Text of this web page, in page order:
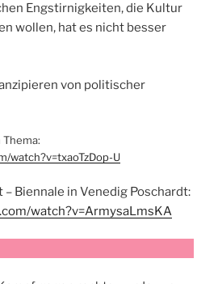
Engstirnigkeiten, die Kultur
wollen, hat es nicht besser
von politischer
watch?v=txaoTzDop-U
Biennale in Venedig Poschardt:
watch?v=ArmysaLmsKA